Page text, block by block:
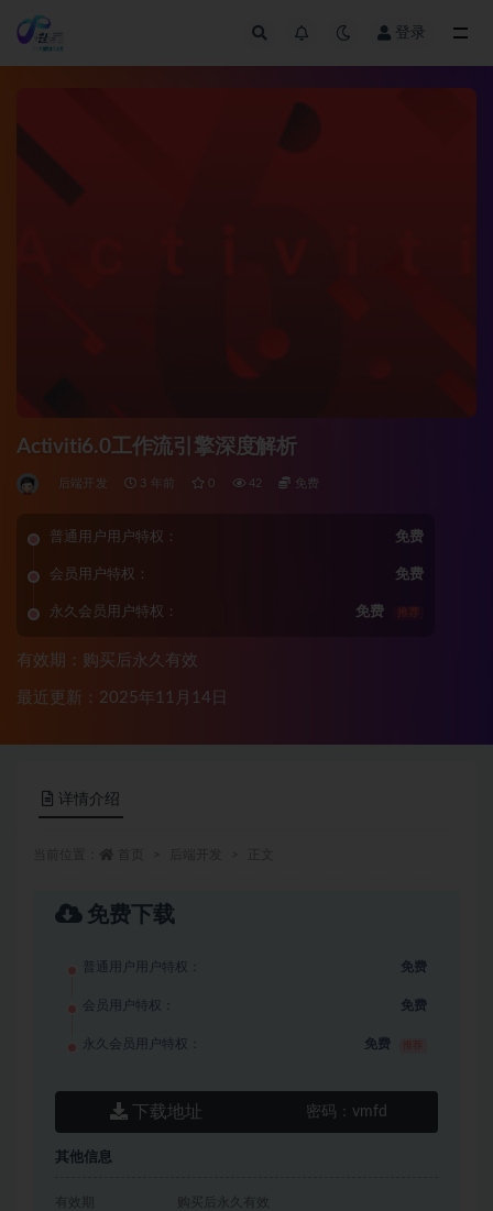
登录
Activiti6.0工作流引擎深度解析
后端开发 3 年前 0 42 免费
普通用户用户特权： 免费
会员用户特权： 免费
永久会员用户特权： 免费 推荐
有效期：购买后永久有效
最近更新：2025年11月14日
详情介绍
免费下载
普通用户用户特权： 免费
会员用户特权： 免费
永久会员用户特权： 免费
下载地址 密码：vmfd
其他信息
有效期 购买后永久有效